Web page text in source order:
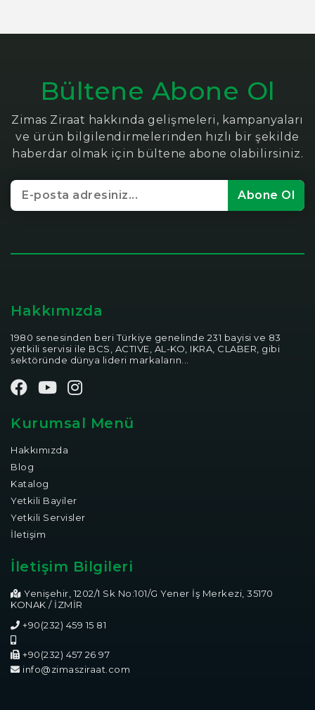
Bültene Abone Ol
Zimas Ziraat hakkında gelişmeleri, kampanyaları
ve ürün bilgilendirmelerinden hızlı bir şekilde
haberdar olmak için bültene abone olabilirsiniz.
Abone Ol
Hakkımızda
1980 senesinden beri Türkiye genelinde 231 bayisi ve 83
yetkili servisi ile BCS, ACTIVE, AL-KO, IKRA, CLABER, gibi
sektöründe dünya lideri markaların...
Kurumsal Menü
Hakkımızda
Blog
Katalog
Yetkili Bayiler
Yetkili Servisler
İletişim
İletişim Bilgileri
Yenişehir, 1202/1 Sk No:101/G Yener İş Merkezi, 35170
KONAK / İZMİR
+90(232) 459 15 81
+90(232) 457 26 97
info@zimasziraat.com